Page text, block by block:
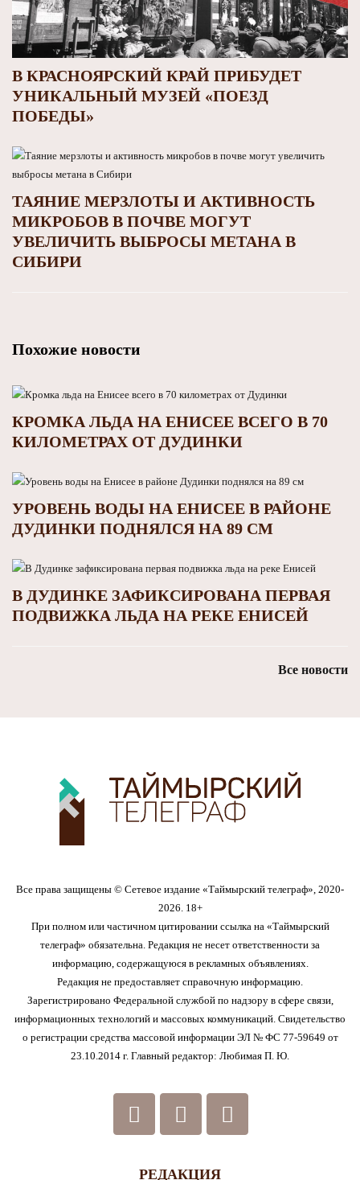
В КРАСНОЯРСКИЙ КРАЙ ПРИБУДЕТ
УНИКАЛЬНЫЙ МУЗЕЙ «ПОЕЗД
ПОБЕДЫ»
ТАЯНИЕ МЕРЗЛОТЫ И АКТИВНОСТЬ
МИКРОБОВ В ПОЧВЕ МОГУТ
УВЕЛИЧИТЬ ВЫБРОСЫ МЕТАНА В
СИБИРИ
Похожие новости
КРОМКА ЛЬДА НА ЕНИСЕЕ ВСЕГО В 70
КИЛОМЕТРАХ ОТ ДУДИНКИ
УРОВЕНЬ ВОДЫ НА ЕНИСЕЕ В РАЙОНЕ
ДУДИНКИ ПОДНЯЛСЯ НА 89 СМ
В ДУДИНКЕ ЗАФИКСИРОВАНА ПЕРВАЯ
ПОДВИЖКА ЛЬДА НА РЕКЕ ЕНИСЕЙ
Все новости
Все права защищены © Сетевое издание «Таймырский телеграф», 2020-
2026. 18+
При полном или частичном цитировании ссылка на «Таймырский
телеграф» обязательна. Редакция не несет ответственности за
информацию, содержащуюся в рекламных объявлениях.
Редакция не предоставляет справочную информацию.
Зарегистрировано Федеральной службой по надзору в сфере связи,
информационных технологий и массовых коммуникаций. Свидетельство
о регистрации средства массовой информации ЭЛ № ФС 77-59649 от
23.10.2014 г. Главный редактор: Любимая П. Ю.
РЕДАКЦИЯ